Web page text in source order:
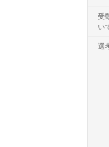
受
い
選